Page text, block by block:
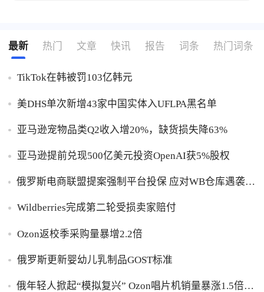
最新 热门 文章 快讯 报告 词条 热门词条
TikTok在韩被罚103亿韩元
美DHS单次新增43家中国实体入UFLPA黑名单
亚马逊宠物品类Q2收入增20%，缺货损失降63%
亚马逊提前兑现500亿美元投资OpenAI获5%股权
俄罗斯电商联盟提案强制平台投保 应对WB仓库遇袭卖
Wildberries完成第二轮受损卖家赔付
Ozon返校季采购量暴增2.2倍
俄罗斯更新婴幼儿乳制品GOST标准
俄年轻人掀起“模拟复兴” Ozon唱片机销量暴涨1.5倍黑